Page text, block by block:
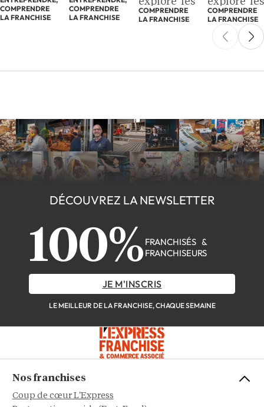
l’IA
COMPRENDRE
LA FRANCHISE
la
franchise
Franchise
COMPRENDRE
LA FRANCHISE
atouts de
propose de
stories
inspirantes.
COMPRENDRE
LA FRANCHISE
atouts de
franchise
propose de
stories
COMPRENDRE
LA FRANCHISE
DÉCOUVREZ LA NEWSLETTER
100% FRANCHISÉS &
FRANCHISEURS
JE M'INSCRIS
LE MEILLEUR DE LA FRANCHISE, CHAQUE SEMAINE
Nos franchises
Coup de cœur L'Express